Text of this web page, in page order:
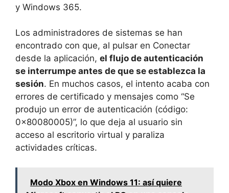
y Windows 365.
Los administradores de sistemas se han
encontrado con que, al pulsar en Conectar
desde la aplicación, el flujo de autenticación
se interrumpe antes de que se establezca la
sesión. En muchos casos, el intento acaba con
errores de certificado y mensajes como “Se
produjo un error de autenticación (código:
0x80080005)”, lo que deja al usuario sin
acceso al escritorio virtual y paraliza
actividades críticas.
Modo Xbox en Windows 11: así quiere